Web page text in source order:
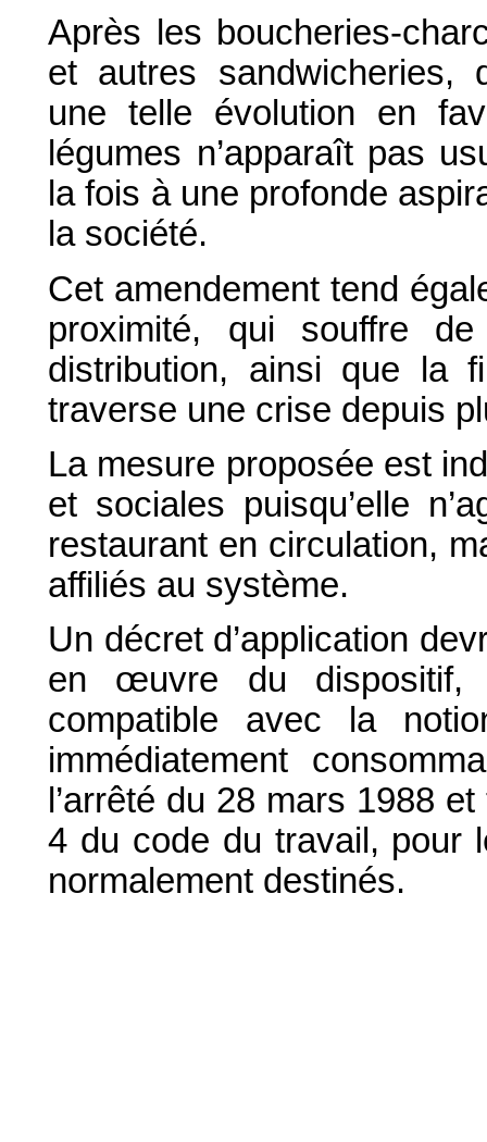
Après les boucheries-
et autres sandwicheries,
une telle évolution en
légumes n’apparaît pas
la fois à une profonde
la société.
Cet amendement tend
proximité, qui souffre
distribution, ainsi que la
traverse une crise depuis
La mesure proposée est
et sociales puisqu’elle
restaurant en circulation,
affiliés au système.
Un décret d’application
en œuvre du dispositif,
compatible avec la
immédiatement
l’arrêté du 28 mars 1988
4 du code du travail, pour
normalement destinés.